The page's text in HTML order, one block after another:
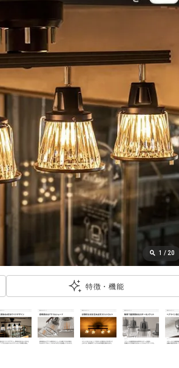
1 / 20
特徴・機能